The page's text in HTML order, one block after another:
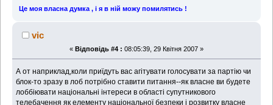
Це моя власна думка , і я в ній можу помилятись !
vic
« Відповідь #4 : 08:05:39, 29 Квітня 2007 »
А от наприклад,коли приїдуть вас агітувати голосувати за партію чи
блок-то зразу в лоб потрібно ставити питання--як власне ви будете
лоббіювати національні інтереси в області супутникового
телебачення як елементу національної безпеки і розвитку власне